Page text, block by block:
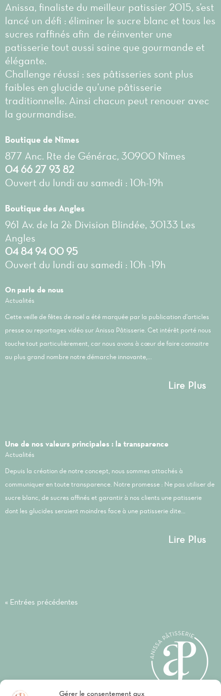
Gérer le consentement aux
Anissa, finaliste du meilleur patissier 2015, s’est
lancé un défi : éliminer le sucre blanc et tous les
sucres raffinés afin de réinventer une
patisserie tout aussi saine que gourmande et
élégante.
Challenge réussi : ses pâtisseries sont plus
faibles en glucide qu’une pâtisserie
traditionnelle. Ainsi chacun peut renouer avec
la gourmandise.
Boutique de Nîmes
877 Anc. Rte de Générac, 30900 Nîmes
04 66 27 93 82
Ouvert du lundi au samedi : 10h-19h
Boutique des Angles
961 Av. de la 2è Division Blindée, 30133 Les
Angles
04 84 94 00 95
Ouvert du lundi au samedi : 10h -19h
On parle de nous
Actualités
Cette veille de fêtes de noël a été marquée par la publication d'articles
presse ou reportages vidéo sur Anissa Pâtisserie. Cet intérêt porté nous
touche tout particulièrement, car nous avons à cœur de faire connaitre
au plus grand nombre notre démarche innovante,...
Lire Plus
Une de nos valeurs principales : la transparence
Actualités
Depuis la création de notre concept, nous sommes attachés à
communiquer en toute transparence. Notre promesse : Ne pas utiliser de
sucre blanc, de sucres affinés et garantir à nos clients une patisserie
dont les glucides seraient moindres face à une patisserie dite...
Lire Plus
« Entrées précédentes